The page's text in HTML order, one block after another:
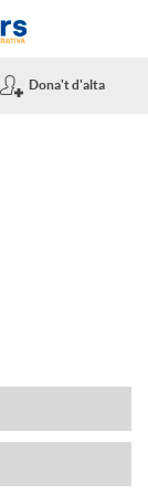
Dona't d'alta